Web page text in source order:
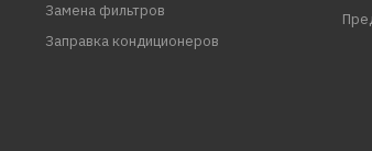
Замена фильтров
Заправка кондиционеров